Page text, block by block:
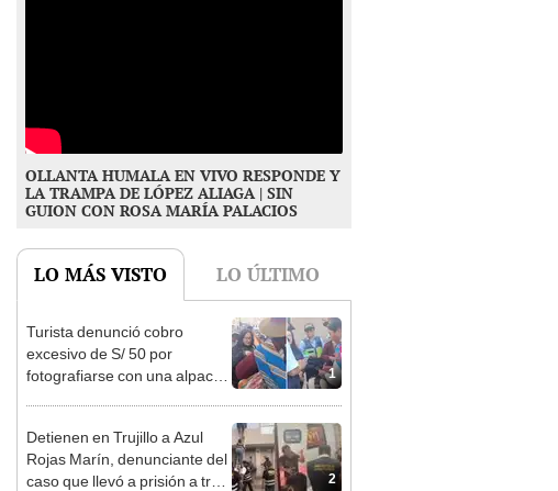
OLLANTA HUMALA EN VIVO RESPONDE Y
LA TRAMPA DE LÓPEZ ALIAGA | SIN
GUION CON ROSA MARÍA PALACIOS
LO MÁS VISTO LO ÚLTIMO
1
Turista denunció cobro
excesivo de S/ 50 por
fotografiarse con una alpaca
2
Detienen en Trujillo a Azul
Rojas Marín, denunciante del
caso que llevó a prisión a tres